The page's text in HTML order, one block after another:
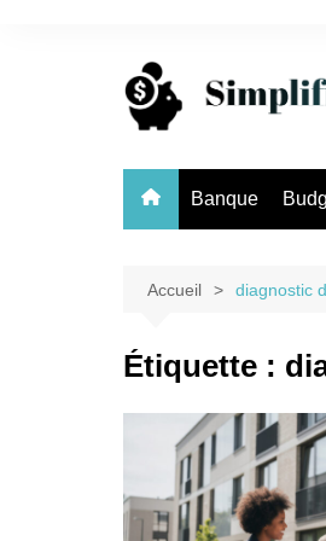
Banque
Accueil diagnostic
Étiquette :